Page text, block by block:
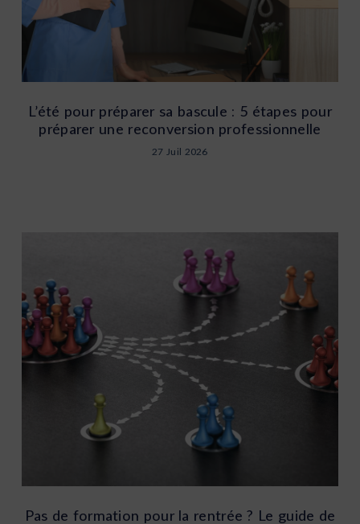
L’été pour préparer sa bascule : 5 étapes pour
préparer une reconversion professionnelle
27 Juil 2026
Pas de formation pour la rentrée ? Le guide de